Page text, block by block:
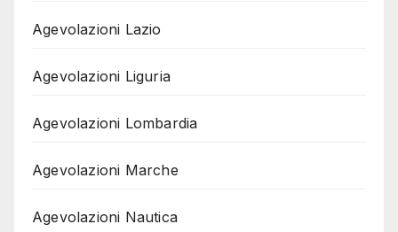
Agevolazioni Lazio
Agevolazioni Liguria
Agevolazioni Lombardia
Agevolazioni Marche
Agevolazioni Nautica